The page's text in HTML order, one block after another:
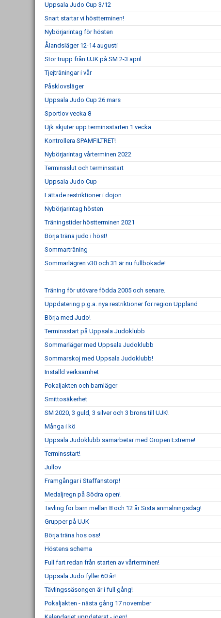
Uppsala Judo Cup 3/12
Snart startar vi höstterminen!
Nybörjarintag för hösten
Ålandsläger 12-14 augusti
Stor trupp från UJK på SM 2-3 april
Tjejträningar i vår
Påsklovsläger
Uppsala Judo Cup 26 mars
Sportlov vecka 8
Ujk skjuter upp terminsstarten 1 vecka
Kontrollera SPAMFILTRET!
Nybörjarintag vårterminen 2022
Terminsslut och terminsstart
Uppsala Judo Cup
Lättade restriktioner i dojon
Nybörjarintag hösten
Träningstider höstterminen 2021
Börja träna judo i höst!
Sommarträning
Sommarlägren v30 och 31 är nu fullbokade!
Träning för utövare födda 2005 och senare.
Uppdatering p.g.a. nya restriktioner för region Uppland
Börja med Judo!
Terminsstart på Uppsala Judoklubb
Sommarläger med Uppsala Judoklubb
Sommarskoj med Uppsala Judoklubb!
Inställd verksamhet
Pokaljakten och barnläger
Smittosäkerhet
SM 2020, 3 guld, 3 silver och 3 brons till UJK!
Många i kö
Uppsala Judoklubb samarbetar med Gropen Extreme!
Terminsstart!
Jullov
Framgångar i Staffanstorp!
Medaljregn på Södra open!
Tävling för barn mellan 8 och 12 år Sista anmälningsdag!
Grupper på UJK
Börja träna hos oss!
Höstens schema
Full fart redan från starten av vårterminen!
Uppsala Judo fyller 60 år!
Tävlingssäsongen är i full gång!
Pokaljakten - nästa gång 17 november